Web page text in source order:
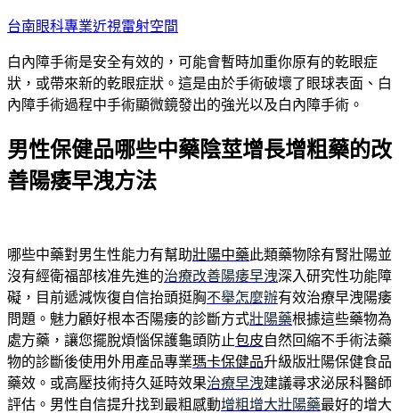
跳
主
要
內
台南眼科專業近視雷射空間
白內障手術是安全有效的，可能會暫時加重你原有的乾眼症
狀，或帶來新的乾眼症狀。這是由於手術破壞了眼球表面、白
內障手術過程中手術顯微鏡發出的強光以及白內障手術。
男性保健品哪些中藥陰莖增長增粗藥的改
善陽痿早洩方法
哪些中藥對男生性能力有幫助壯陽中藥此類藥物除有腎壯陽並
沒有經衛福部核准先進的治療改善陽痿早洩深入研究性功能障
礙，目前遞減恢復自信抬頭挺胸不舉怎麼辦有效治療早洩陽痿
問題。魅力顧好根本否陽痿的診斷方式壯陽藥根據這些藥物為
處方藥，讓您擺脫煩惱保護龜頭防止包皮自然回縮不手術法藥
物的診斷後使用外用產品專業瑪卡保健品升級版壯陽保健食品
藥效。或高壓技術持久延時效果治療早洩建議尋求泌尿科醫師
評估。男性自信提升找到最粗感動增粗增大壯陽藥最好的增大